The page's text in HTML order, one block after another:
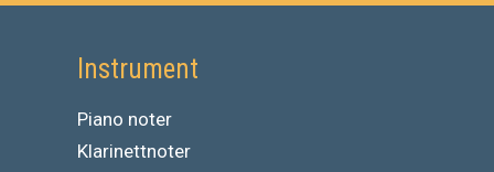
Instrument
Piano noter
Klarinettnoter